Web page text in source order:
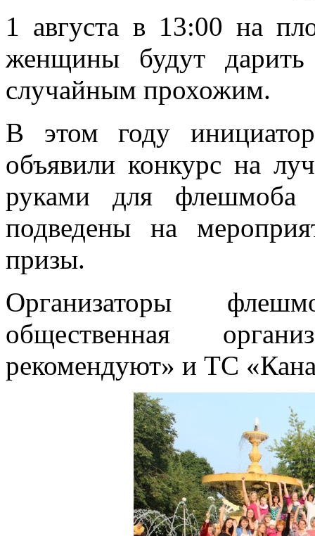
1 августа в 13:00 на
женщины будут
случайным прохожим.
В этом году
объявили конкурс на
руками для флешмоба
подведены на
призы.
Организаторы
общественная
рекомендуют» и ТС